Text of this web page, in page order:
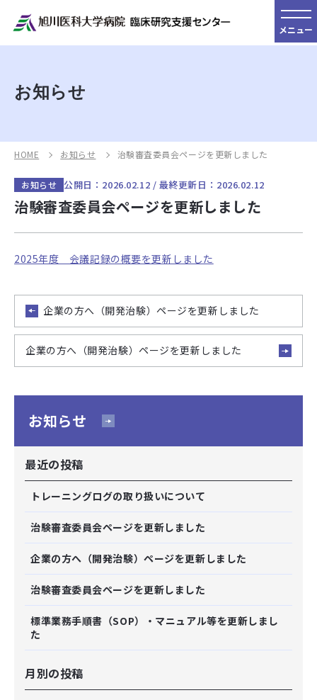
メニュー
お知らせ
HOME お知らせ 治験審査委員会ページを更新しました
お知らせ 公開日：2026.02.12 / 最終更新日：2026.02.12
治験審査委員会ページを更新しました
2025年度 会議記録の概要を更新しました
企業の方へ（開発治験）ページを更新しました
企業の方へ（開発治験）ページを更新しました
お知らせ
最近の投稿
トレーニングログの取り扱いについて
治験審査委員会ページを更新しました
企業の方へ（開発治験）ページを更新しました
治験審査委員会ページを更新しました
標準業務手順書（SOP）・マニュアル等を更新しまし
た
月別の投稿